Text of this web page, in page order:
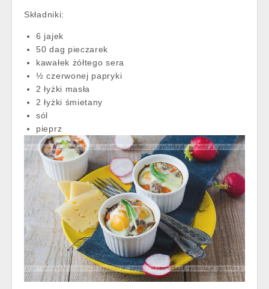
Składniki:
6 jajek
50 dag pieczarek
kawałek żółtego sera
½ czerwonej papryki
2 łyżki masła
2 łyżki śmietany
sól
pieprz